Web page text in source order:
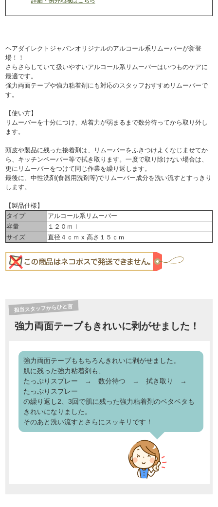
ヘアダイレクトジャパンオリジナルのアルコール系リムーバーが新登
場！！
さらさらしていて扱いやすいアルコール系リムーバーはいつものケアに
最適です。
強力両面テープや強力粘着剤にも対応のスタッフおすすめリムーバーで
す。
【使い方】
リムーバーを十分につけ、粘着力が弱まるまで数分待ってから取り外し
ます。
頭皮や製品に残った接着剤は、リムーバーをふきつけよくなじませてか
ら、キッチンペーパー等で拭き取ります。一度で取り除けない場合は、
更にリムーバーをつけて同じ作業を繰り返します。
最後に、中性洗剤(食器用洗剤等)でリムーバー成分を洗い流すとすっきり
します。
【製品仕様】
タイプ
アルコール系リムーバー
容量
１２０ｍｌ
サイズ
直径４ｃｍ x 高さ１５ｃｍ
担当スタッフからひと言
強力両面テープもきれいに剥がせました！
強力両面テープももちろんきれいに剥がせました。
肌に残った強力粘着剤も、
たっぷりスプレー → 数分待つ → 拭き取り →
たっぷりスプレー
の繰り返し2、3回で肌に残った強力粘着剤のベタベタも
きれいになりました。
そのあと洗い流すとさらにスッキリです！